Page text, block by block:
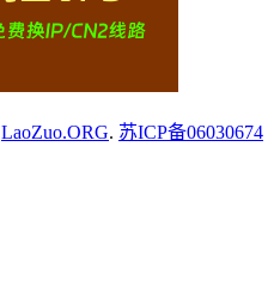
LaoZuo.ORG. 苏ICP备06030674